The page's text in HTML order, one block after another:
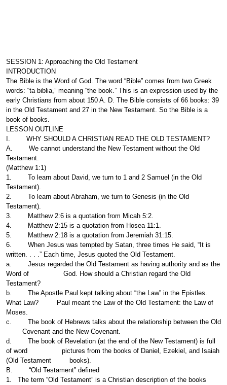
SESSION 1: Approaching the Old Testament
INTRODUCTION
The Bible is the Word of God. The word “Bible” comes from two Greek
words: “ta biblia,” meaning “the book.” This is an expression used by the
early Christians from about 150 A. D. The Bible consists of 66 books: 39
in the Old Testament and 27 in the New Testament. So the Bible is a
book of books.
LESSON OUTLINE
I. WHY SHOULD A CHRISTIAN READ THE OLD TESTAMENT?
A. We cannot understand the New Testament without the Old
Testament.
(Matthew 1:1)
1. To learn about David, we turn to 1 and 2 Samuel (in the Old
Testament).
2. To learn about Abraham, we turn to Genesis (in the Old
Testament).
3. Matthew 2:6 is a quotation from Micah 5:2.
4. Matthew 2:15 is a quotation from Hosea 11:1.
5. Matthew 2:18 is a quotation from Jeremiah 31:15.
6. When Jesus was tempted by Satan, three times He said, “It is
written. . . .” Each time, Jesus quoted the Old Testament.
a. Jesus regarded the Old Testament as having authority and as the
Word of God. How should a Christian regard the Old
Testament?
b. The Apostle Paul kept talking about “the Law” in the Epistles.
What Law? Paul meant the Law of the Old Testament: the Law of
Moses.
c. The book of Hebrews talks about the relationship between the Old
Covenant and the New Covenant.
d. The book of Revelation (at the end of the New Testament) is full
of word pictures from the books of Daniel, Ezekiel, and Isaiah
(Old Testament books).
B. “Old Testament” defined
1. The term “Old Testament” is a Christian description of the books